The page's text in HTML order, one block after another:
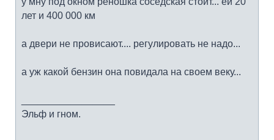
лет и 400 000 км
а двери не провисают.... регулировать не надо...
а уж какой бензин она повидала на своем веку...
Эльф и гном.